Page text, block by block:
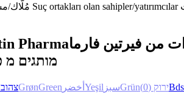
Suç ortakları olan sahipler/yatırımcılar
Pharmaمن فيرتين فارما
מותגים
צהובGrønGreen أخضر Yeşil سبزGrün ירוק (0) Bds